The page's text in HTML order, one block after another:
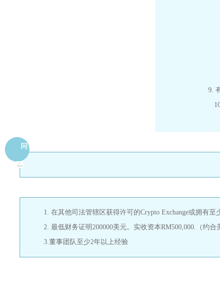
9.
问
1. 在其他司法管辖区获得许可的Crypto Exchange或拥有至
2. 最低财务证明200000美元。实收资本RM500,000.（约合
3.董事团队至少2年以上经验